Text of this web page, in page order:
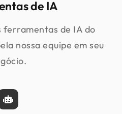
de IA
ferramentas de IA do
nossa equipe em seu